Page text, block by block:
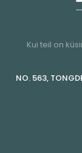
Kui teil on
NO. 563,